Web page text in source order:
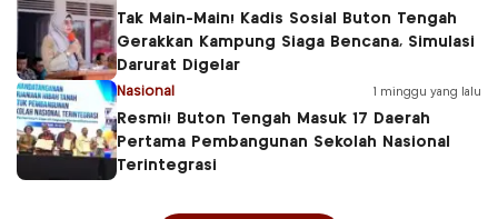
Tak Main-Main! Kadis Sosial Buton Tengah
Gerakkan Kampung Siaga Bencana, Simulasi
Darurat Digelar
Nasional 1 minggu yang lalu
Resmi! Buton Tengah Masuk 17 Daerah
Pertama Pembangunan Sekolah Nasional
Terintegrasi